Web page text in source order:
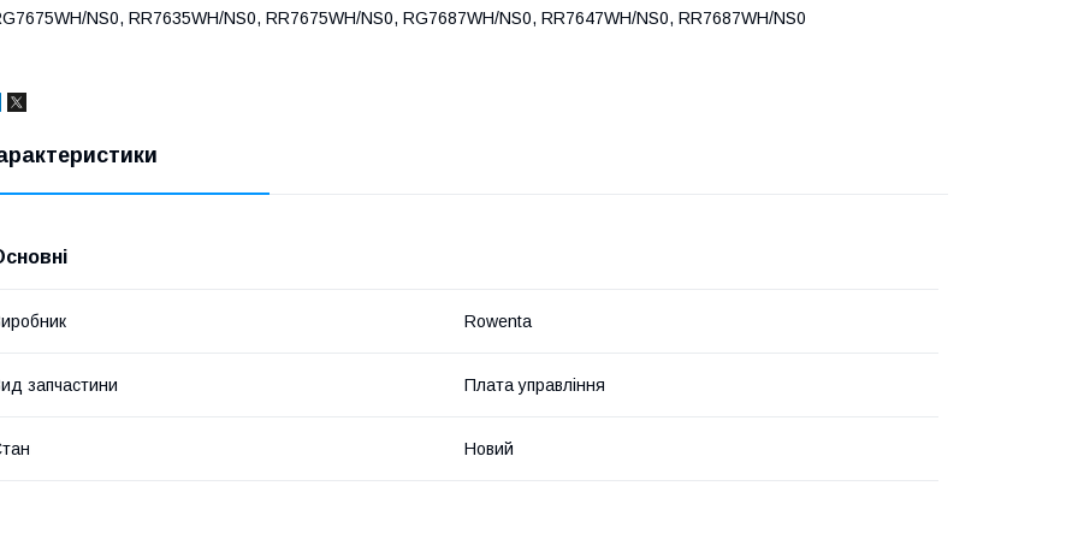
NS0, RR7635WH/NS0, RR7675WH/NS0, RG7687WH/NS0, RR7647WH/NS0, RR7687WH/NS0
Rowenta
запчастини Плата управління
Новий